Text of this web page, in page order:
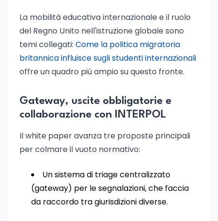
La mobilità educativa internazionale e il ruolo
del Regno Unito nell'istruzione globale sono
temi collegati: Come la politica migratoria
britannica influisce sugli studenti internazionali
offre un quadro più ampio su questo fronte.
Gateway, uscite obbligatorie e
collaborazione con INTERPOL
Il white paper avanza tre proposte principali
per colmare il vuoto normativo:
Un sistema di triage centralizzato
(gateway) per le segnalazioni, che faccia
da raccordo tra giurisdizioni diverse.